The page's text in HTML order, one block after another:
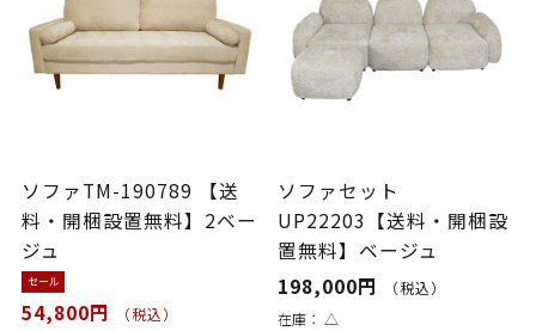
ソファTM-190789 【送
料・開梱設置無料】2ベー
ジュ
セール
54,800円
（税込）
ソファセット
UP22203【送料・開梱設
置無料】ベージュ
198,000円
（税込）
在庫： △